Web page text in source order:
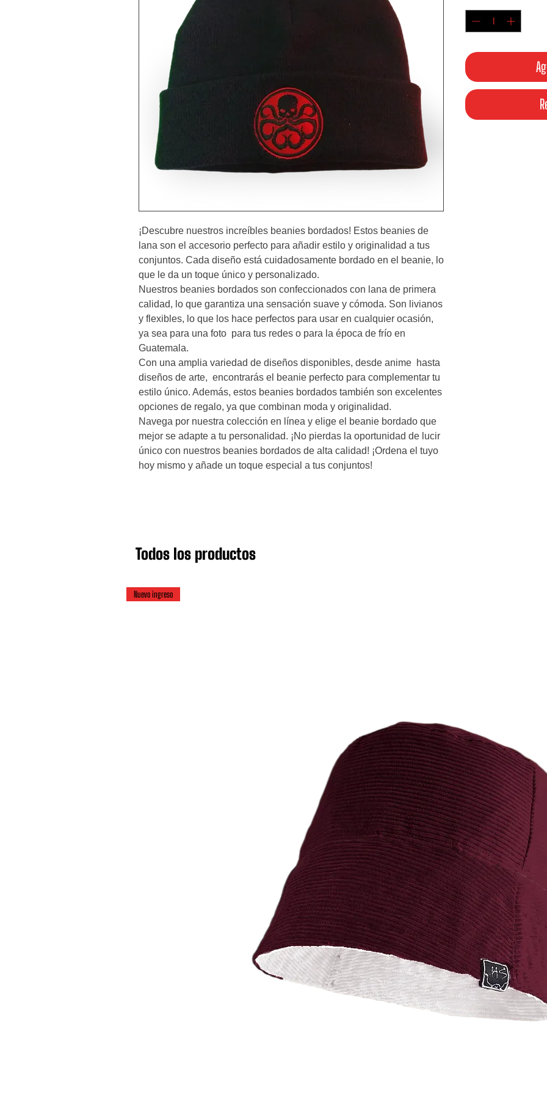
¡Descubre nuestros increíbles beanies bordados! Estos beanies de
lana son el accesorio perfecto para añadir estilo y originalidad a tus
conjuntos. Cada diseño está cuidadosamente bordado en el beanie, lo
que le da un toque único y personalizado.
Nuestros beanies bordados son confeccionados con lana de primera
calidad, lo que garantiza una sensación suave y cómoda. Son livianos
y flexibles, lo que los hace perfectos para usar en cualquier ocasión,
ya sea para una foto  para tus redes o para la época de frío en
Guatemala.
Con una amplia variedad de diseños disponibles, desde anime  hasta
diseños de arte,  encontrarás el beanie perfecto para complementar tu
estilo único. Además, estos beanies bordados también son excelentes
opciones de regalo, ya que combinan moda y originalidad.
Navega por nuestra colección en línea y elige el beanie bordado que
mejor se adapte a tu personalidad. ¡No pierdas la oportunidad de lucir
único con nuestros beanies bordados de alta calidad! ¡Ordena el tuyo
hoy mismo y añade un toque especial a tus conjuntos!
Todos los productos
Nuevo ingreso